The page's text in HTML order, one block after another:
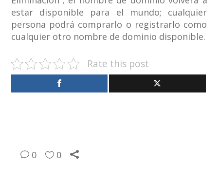
estar disponible para el mundo; cualquier
persona podrá comprarlo o registrarlo como
cualquier otro nombre de dominio disponible.
Rate this post
0 0